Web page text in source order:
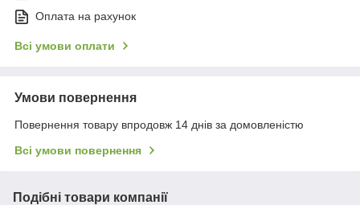
Оплата на рахунок
Всі умови оплати
Умови повернення
Повернення товару впродовж 14 днів за домовленістю
Всі умови повернення
Подібні товари компанії